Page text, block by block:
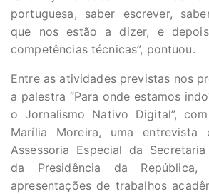
portuguesa, saber escrever,
que nos estão a dizer, e
competências técnicas”, pontuou.
Entre as atividades previstas nos
a palestra “Para onde estamos
o Jornalismo Nativo Digital”,
Marília Moreira, uma
Assessoria Especial da
da Presidência da
apresentações de trabalhos